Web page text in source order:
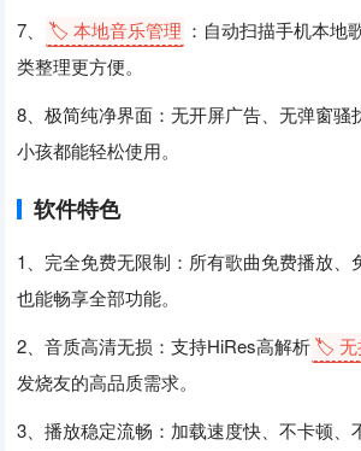
7、
🏷️ 本地音乐管理 ：自动扫描手机本地
类整理更方便。
8、极简纯净界面：无开屏广告、无弹窗骚
小孩都能轻松使用。
软件特色
1、完全免费无限制：所有歌曲免费播放、
也能畅享全部功能。
2、音质高清无损：支持HiRes高解析🏷️ 无
发烧友的高品质需求。
3、播放稳定流畅：加载速度快、不卡顿、